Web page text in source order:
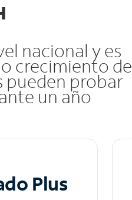
nacional y es
crecimiento
pueden probar
un año
Plus